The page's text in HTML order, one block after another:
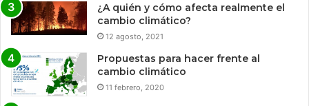
¿A quién y cómo afecta realmente el
cambio climático?
12 agosto, 2021
Propuestas para hacer frente al
cambio climático
11 febrero, 2020